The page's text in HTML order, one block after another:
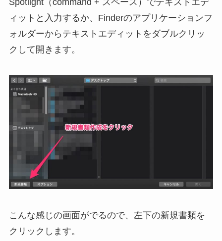
ィットと入力するか、Finderのアプリケーションフ
ォルダーからテキストエディットをダブルクリッ
クして開きます。
こんな感じの画面がでるので、左下の新規書類を
クリックします。